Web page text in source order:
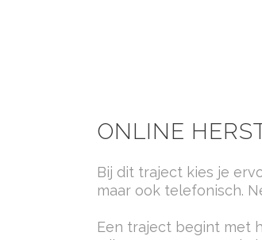
ONLINE
Bij dit traject kies je
maar ook telefonisch.
Een traject begint met